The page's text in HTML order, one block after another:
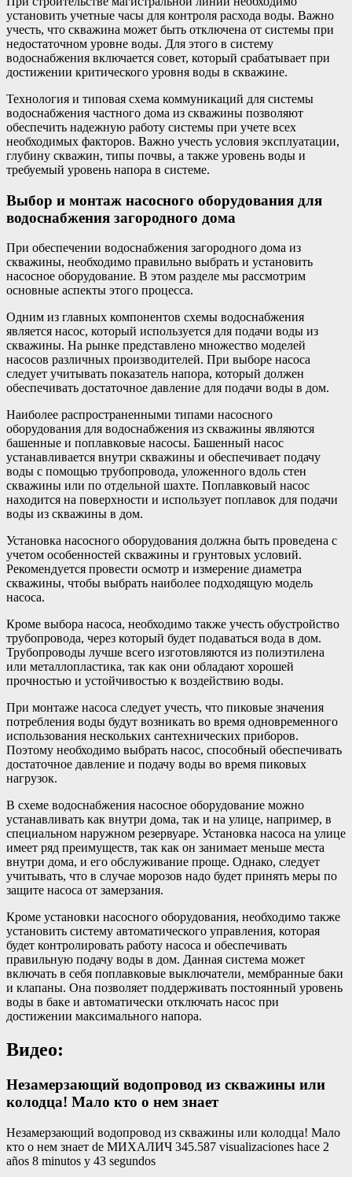
установить учетные часы для контроля расхода воды. Важно
учесть, что скважина может быть отключена от системы при
недостаточном уровне воды. Для этого в систему
водоснабжения включается совет, который срабатывает при
достижении критического уровня воды в скважине.
Технология и типовая схема коммуникаций для системы
водоснабжения частного дома из скважины позволяют
обеспечить надежную работу системы при учете всех
необходимых факторов. Важно учесть условия эксплуатации,
глубину скважин, типы почвы, а также уровень воды и
требуемый уровень напора в системе.
Выбор и монтаж насосного оборудования для
водоснабжения загородного дома
При обеспечении водоснабжения загородного дома из
скважины, необходимо правильно выбрать и установить
насосное оборудование. В этом разделе мы рассмотрим
основные аспекты этого процесса.
Одним из главных компонентов схемы водоснабжения
является насос, который используется для подачи воды из
скважины. На рынке представлено множество моделей
насосов различных производителей. При выборе насоса
следует учитывать показатель напора, который должен
обеспечивать достаточное давление для подачи воды в дом.
Наиболее распространенными типами насосного
оборудования для водоснабжения из скважины являются
башенные и поплавковые насосы. Башенный насос
устанавливается внутри скважины и обеспечивает подачу
воды с помощью трубопровода, уложенного вдоль стен
скважины или по отдельной шахте. Поплавковый насос
находится на поверхности и использует поплавок для подачи
воды из скважины в дом.
Установка насосного оборудования должна быть проведена с
учетом особенностей скважины и грунтовых условий.
Рекомендуется провести осмотр и измерение диаметра
скважины, чтобы выбрать наиболее подходящую модель
насоса.
Кроме выбора насоса, необходимо также учесть обустройство
трубопровода, через который будет подаваться вода в дом.
Трубопроводы лучше всего изготовляются из полиэтилена
или металлопластика, так как они обладают хорошей
прочностью и устойчивостью к воздействию воды.
При монтаже насоса следует учесть, что пиковые значения
потребления воды будут возникать во время одновременного
использования нескольких сантехнических приборов.
Поэтому необходимо выбрать насос, способный обеспечивать
достаточное давление и подачу воды во время пиковых
нагрузок.
В схеме водоснабжения насосное оборудование можно
устанавливать как внутри дома, так и на улице, например, в
специальном наружном резервуаре. Установка насоса на улице
имеет ряд преимуществ, так как он занимает меньше места
внутри дома, и его обслуживание проще. Однако, следует
учитывать, что в случае морозов надо будет принять меры по
защите насоса от замерзания.
Кроме установки насосного оборудования, необходимо также
установить систему автоматического управления, которая
будет контролировать работу насоса и обеспечивать
правильную подачу воды в дом. Данная система может
включать в себя поплавковые выключатели, мембранные баки
и клапаны. Она позволяет поддерживать постоянный уровень
воды в баке и автоматически отключать насос при
достижении максимального напора.
Видео:
Незамерзающий водопровод из скважины или
колодца! Мало кто о нем знает
Незамерзающий водопровод из скважины или колодца! Мало
кто о нем знает de МИХАЛИЧ 345.587 visualizaciones hace 2
años 8 minutos y 43 segundos